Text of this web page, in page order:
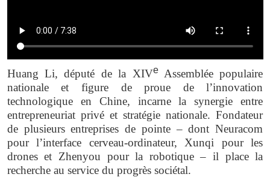
Huang Li, député de la XIVeAssemblée populaire
nationale et figure de proue de l’innovation
technologique en Chine, incarne la synergie entre
entrepreneuriat privé et stratégie nationale. Fondateur
de plusieurs entreprises de pointe– dont Neuracom
pour l’interface cerveau-ordinateur, Xunqi pour les
drones et Zhenyou pour la robotique – il place la
recherche au service du progrès sociétal.